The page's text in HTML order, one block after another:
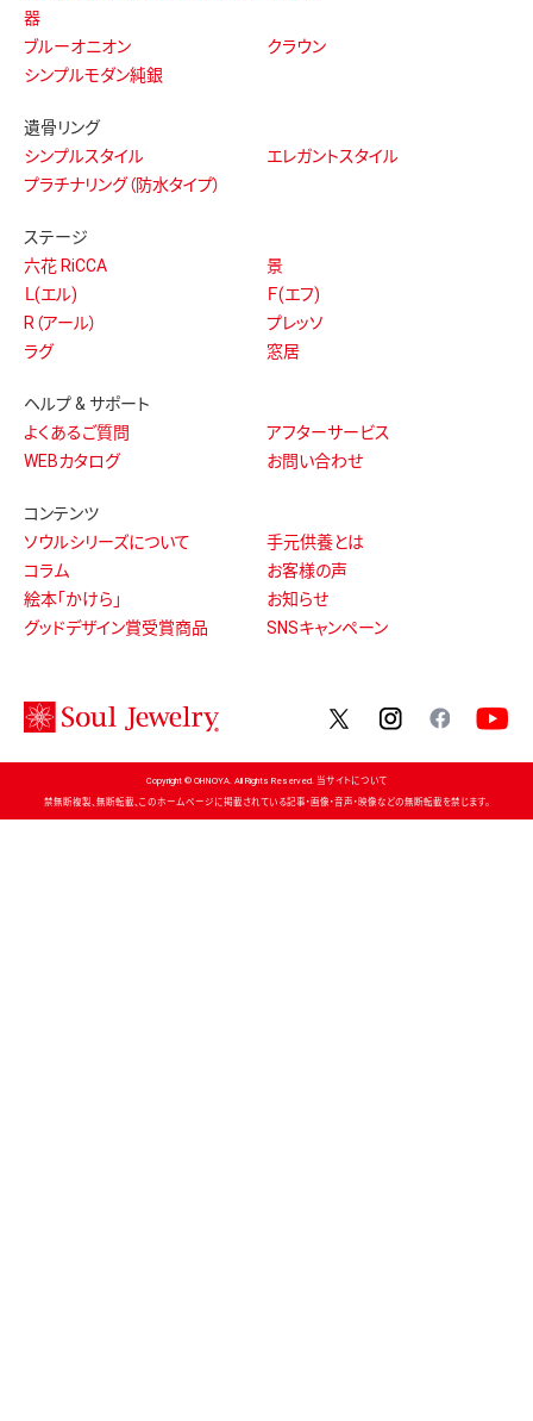
器
ブルーオニオン
クラウン
シンプルモダン純銀
遺骨リング
シンプルスタイル
エレガントスタイル
プラチナリング（防水タイプ）
ステージ
六花 RiCCA
景
Ｌ(エル)
Ｆ(エフ)
R（アール）
プレッソ
ラグ
窓居
ヘルプ & サポート
よくあるご質問
アフターサービス
WEBカタログ
お問い合わせ
コンテンツ
ソウルシリーズについて
手元供養とは
コラム
お客様の声
絵本「かけら」
お知らせ
グッドデザイン賞受賞商品
SNSキャンペーン
twitterinstagram
Copyright © OHNOYA. All Rights Reserved. 当サイトについて
禁無断複製、無断転載、このホームページに掲載されている記事・画像・音声・映像などの無断転載を禁じます。